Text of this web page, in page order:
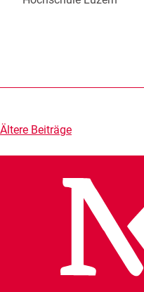
Beitragsnavigation
Ältere Beiträge